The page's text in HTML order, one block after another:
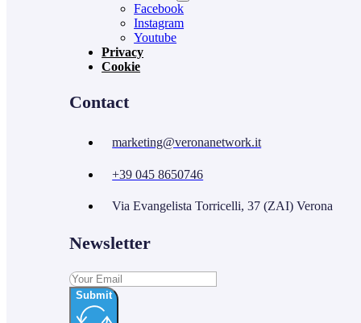
Facebook
Instagram
Youtube
Privacy
Cookie
Contact
marketing@veronanetwork.it
+39 045 8650746
Via Evangelista Torricelli, 37 (ZAI) Verona
Newsletter
Submit